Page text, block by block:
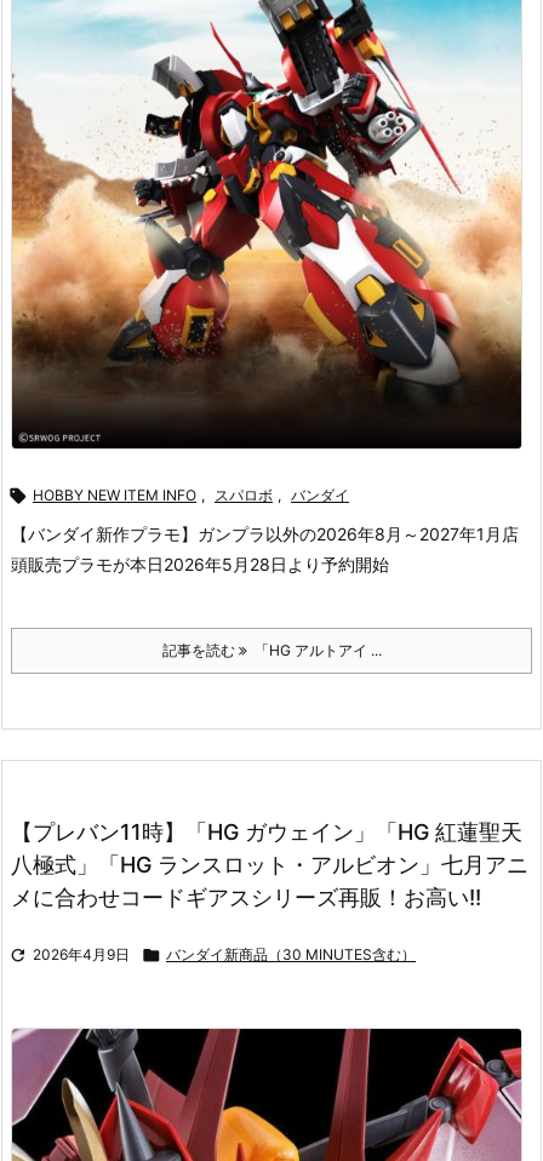
 HOBBY NEW ITEM INFO , スパロボ , バンダイ
【バンダイ新作プラモ】ガンプラ以外の2026年8月～2027年1月店
頭販売プラモが本日2026年5月28日より予約開始
記事を読む 「HG アルトアイ ...
【プレバン11時】「HG ガウェイン」「HG 紅蓮聖天
八極式」「HG ランスロット・アルビオン」七月アニ
メに合わせコードギアスシリーズ再販！お高い!!
 2026年4月9日  バンダイ新商品（30 MINUTES含む）